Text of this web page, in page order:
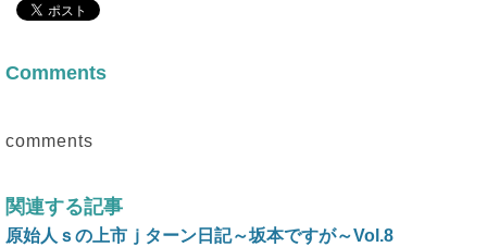
Comments
comments
関連する記事
原始人ｓの上市ｊターン日記～坂本ですが～Vol.8